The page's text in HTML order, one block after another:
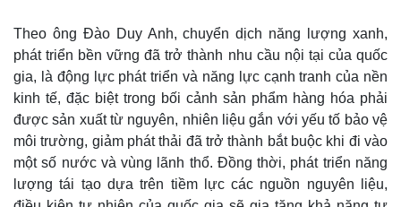
Theo ông Đào Duy Anh, chuyển dịch năng lượng xanh,
phát triển bền vững đã trở thành nhu cầu nội tại của quốc
gia, là động lực phát triển và năng lực cạnh tranh của nền
kinh tế, đặc biệt trong bối cảnh sản phẩm hàng hóa phải
được sản xuất từ nguyên, nhiên liệu gắn với yếu tố bảo vệ
môi trường, giảm phát thải đã trở thành bắt buộc khi đi vào
một số nước và vùng lãnh thổ. Đồng thời, phát triển năng
lượng tái tạo dựa trên tiềm lực các nguồn nguyên liệu,